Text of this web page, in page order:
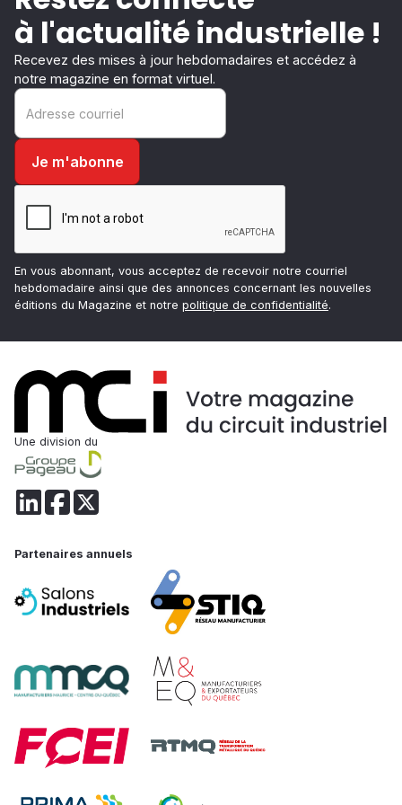
à l'actualité industrielle !
Recevez des mises à jour hebdomadaires et accédez à
notre magazine en format virtuel.
En vous abonnant, vous acceptez de recevoir notre courriel
hebdomadaire ainsi que des annonces concernant les nouvelles
éditions du Magazine et notre politique de confidentialité.
Une division du
Partenaires annuels